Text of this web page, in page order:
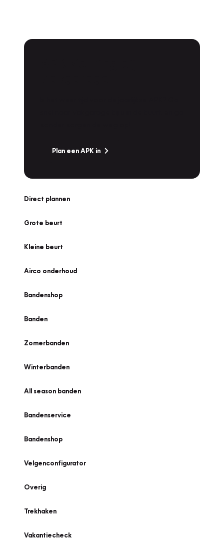
Plan een APK in
Direct plannen
Grote beurt
Kleine beurt
Airco onderhoud
Bandenshop
Banden
Zomerbanden
Winterbanden
All season banden
Bandenservice
Bandenshop
Velgenconfigurator
Overig
Trekhaken
Vakantiecheck